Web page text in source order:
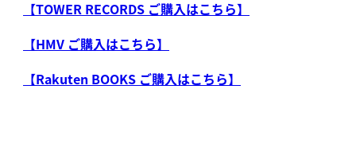
【TOWER RECORDS ご購入はこちら】
【HMV ご購入はこちら】
【Rakuten BOOKS ご購入はこちら】